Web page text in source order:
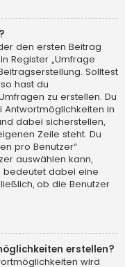
den ersten Beitrag
Register „Umfrage
Solltest
hast du
zu erstellen. Du
Antwortmöglichkeiten in
dabei sicherstellen,
Zeile steht. Du
pro Benutzer“
auswählen kann,
bedeutet dabei eine
ob die Benutzer
erstellen?
wird